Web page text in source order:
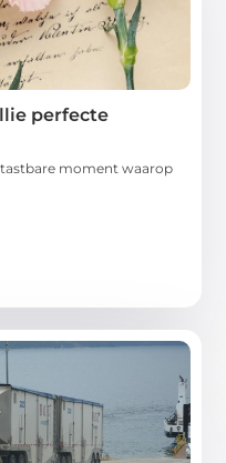
perfecte
moment waarop